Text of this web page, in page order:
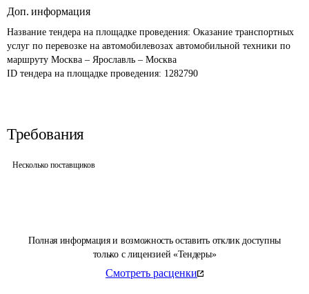
Полная информация и возможность оставить отклик доступны
только с лицензией «Тендеры»
Смотреть расценки
Доп. информация
Название тендера на площадке проведения: Оказание транспортных
услуг по перевозке на автомобилевозах автомобильной техники по
маршруту Москва – Ярославль – Москва
ID тендера на площадке проведения: 1282790
Требования
Несколько поставщиков